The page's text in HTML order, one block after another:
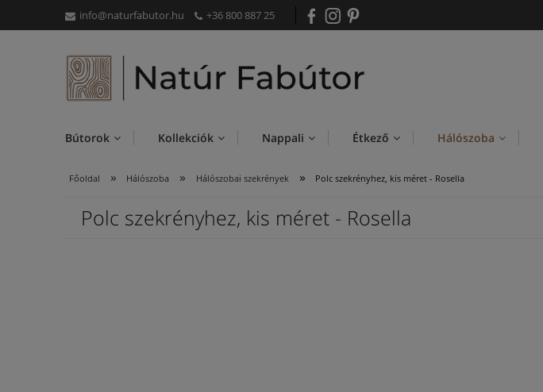
info@naturfabutor.hu +36 800 887 25
Bútorok Kollekciók Nappali Étkező Hálószoba
Főoldal » Hálószoba » Hálószobai szekrények » Polc szekrényhez, kis méret - Rosella
Polc szekrényhez, kis méret - Rosella